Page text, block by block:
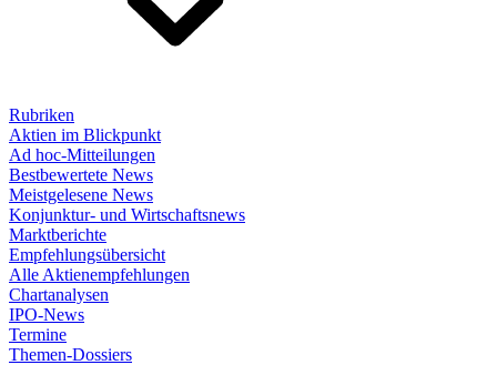
Rubriken
Aktien im Blickpunkt
Ad hoc-Mitteilungen
Bestbewertete News
Meistgelesene News
Konjunktur- und Wirtschaftsnews
Marktberichte
Empfehlungsübersicht
Alle Aktienempfehlungen
Chartanalysen
IPO-News
Termine
Themen-Dossiers